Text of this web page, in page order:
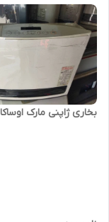
بخاری ژاپنی مارک اوساکا